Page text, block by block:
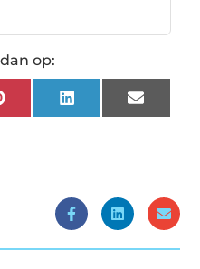
op:
PinterestLinkedInEmail